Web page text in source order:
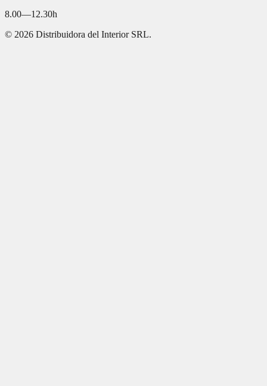
8.00—12.30h
© 2026 Distribuidora del Interior SRL.